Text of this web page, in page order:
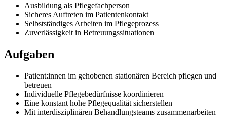
Ausbildung als Pflegefachperson
Sicheres Auftreten im Patientenkontakt
Selbstständiges Arbeiten im Pflegeprozess
Zuverlässigkeit in Betreuungssituationen
Aufgaben
Patient:innen im gehobenen stationären Bereich pflegen und
betreuen
Individuelle Pflegebedürfnisse koordinieren
Eine konstant hohe Pflegequalität sicherstellen
Mit interdisziplinären Behandlungsteams zusammenarbeiten